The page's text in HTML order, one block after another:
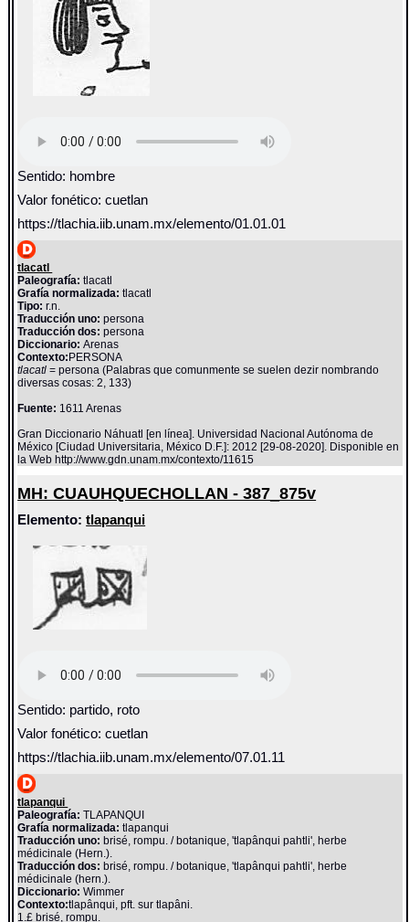
Sentido: hombre
Valor fonético: cuetlan
https://tlachia.iib.unam.mx/elemento/01.01.01
tlacatl
Paleografía: tlacatl
Grafía normalizada: tlacatl
Tipo: r.n.
Traducción uno: persona
Traducción dos: persona
Diccionario:Arenas
Contexto: PERSONA
tlacatl= persona (Palabras que comunmente se suelen dezir nombrando
diversas cosas: 2, 133)
Fuente: 1611 Arenas
Gran Diccionario Náhuatl [en línea]. Universidad Nacional Autónoma de
México [Ciudad Universitaria, México D.F.]: 2012 [29-08-2020]. Disponible en
la Web http://www.gdn.unam.mx/contexto/11615
MH: CUAUHQUECHOLLAN - 387_875v
Elemento:tlapanqui
Sentido: partido, roto
Valor fonético: cuetlan
https://tlachia.iib.unam.mx/elemento/07.01.11
tlapanqui
Paleografía: TLAPANQUI
Grafía normalizada: tlapanqui
Traducción uno: brisé, rompu. / botanique, 'tlapânqui pahtli', herbe
médicinale (Hern.).
Traducción dos: brisé, rompu. / botanique, 'tlapânqui pahtli', herbe
médicinale (hern.).
Diccionario:Wimmer
Contexto:tlapânqui, pft. sur tlapâni.
1.£ brisé, rompu.